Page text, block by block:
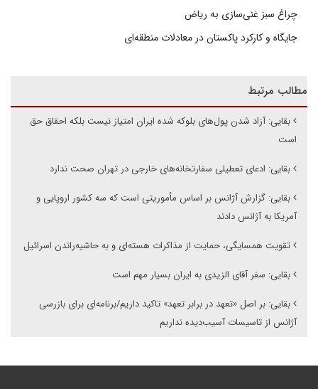
چراغ سبز غنی‌سازی به ریاض
جایگاه و کارکرد پاکستان در معادلات منطقه‌ای
مطالب مرتبط
بقایی: آزاد شدن پول‌های بلوکه شده ایران امتیاز نیست بلکه احقاق حق
است
بقایی: ادعای تعطیلی سفارتخانه‌های خارجی در تهران صحت ندارد
بقایی: گزارش آژانس بر اساس مأموریتی است که سه کشور اروپایی و
آمریکا به آژانس دادند
تقویت همسایگی، حمایت از مذاکرات هسته‌ای و به حاشیه‌راندن اسرائیل
بقایی: سفر آقای الزیدی به ایران بسیار مهم است
بقایی: بر اصل «تعهد در برابر تعهد» تاکید داریم/برنامه‌ای برای بازرسی
آژانس از تاسیسات آسیب‌دیده نداریم